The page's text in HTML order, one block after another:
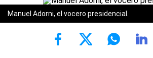
Manuel Adorni, el vocero presidencial.